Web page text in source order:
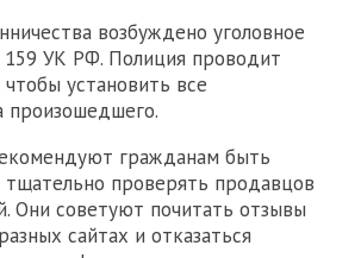
возбуждено уголовное
159 УК РФ. Полиция проводит
установить все
произошедшего.
гражданам быть
проверять продавцов
Они советуют почитать отзывы
сайтах и отказаться